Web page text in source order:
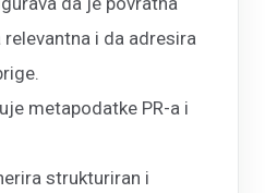
i da adresira
metapodatke PR-a i
strukturiran i